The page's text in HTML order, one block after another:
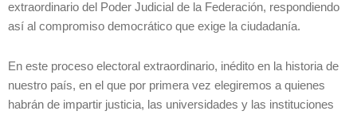
extraordinario del Poder Judicial de la Federación, respondiendo
así al compromiso democrático que exige la ciudadanía.
En este proceso electoral extraordinario, inédito en la historia de
nuestro país, en el que por primera vez elegiremos a quienes
habrán de impartir justicia, las universidades y las instituciones